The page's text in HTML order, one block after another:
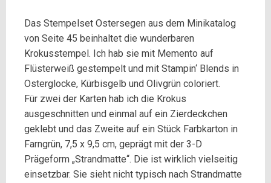
Das Stempelset Ostersegen aus dem Minikatalog
von Seite 45 beinhaltet die wunderbaren
Krokusstempel. Ich hab sie mit Memento auf
Flüsterweiß gestempelt und mit Stampin‘ Blends in
Osterglocke, Kürbisgelb und Olivgrün coloriert.
Für zwei der Karten hab ich die Krokus
ausgeschnitten und einmal auf ein Zierdeckchen
geklebt und das Zweite auf ein Stück Farbkarton in
Farngrün, 7,5 x 9,5 cm, geprägt mit der 3-D
Prägeform „Strandmatte“. Die ist wirklich vielseitig
einsetzbar. Sie sieht nicht typisch nach Strandmatte